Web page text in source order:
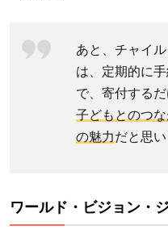
域の
役に
立っ
てい
るこ
でき
る
あと、チャイ
は、定期的に
で、寄付する
子どもとのつ
の魅力だと思い
ワールド・ビジョン・